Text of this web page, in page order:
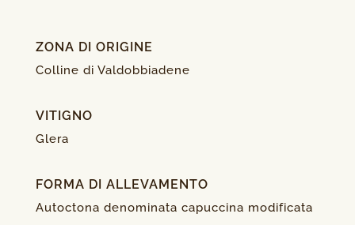
ZONA DI ORIGINE
Colline di Valdobbiadene
VITIGNO
Glera
FORMA DI ALLEVAMENTO
Autoctona denominata capuccina modificata